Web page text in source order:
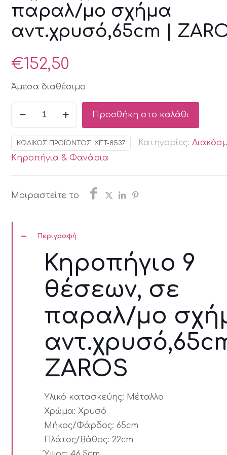
παραλ/μο σχήμα
αντ.χρυσό,65cm |
€152,50
Άμεσα διαθέσιμο
θέσεων,
σε
παραλ/
σχήμα
|
ZAROS
Προσθήκη στο καλάθι
ΚΩΔΙΚΌΣ ΠΡΟΪΌΝΤΟΣ: XET-8537 Κατηγορίες:
Κηροπήγια & Φανάρια
Μοιραστείτε το
Περιγραφή
Κηροπήγιο 9
θέσεων, σε
παραλ/μο
ZAROS
Υλικό κατασκεύης: Μέταλλο
Χρώμα:Χρυσό
Μήκος/Φάρδος: 65cm
Πλάτος/Βάθος: 22cm